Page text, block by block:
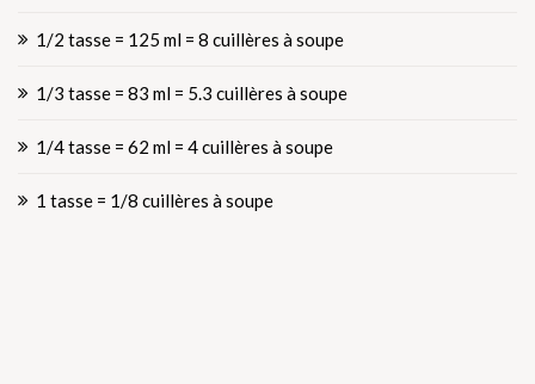
1/2 tasse = 125 ml = 8 cuillères à soupe
1/3 tasse = 83 ml = 5.3 cuillères à soupe
1/4 tasse = 62 ml = 4 cuillères à soupe
1 tasse = 1/8 cuillères à soupe